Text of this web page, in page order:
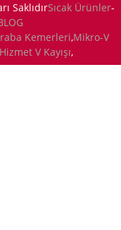
SaklıdırSıcak Ürünler-
Kemerleri,Mikro-V
V Kayışı,